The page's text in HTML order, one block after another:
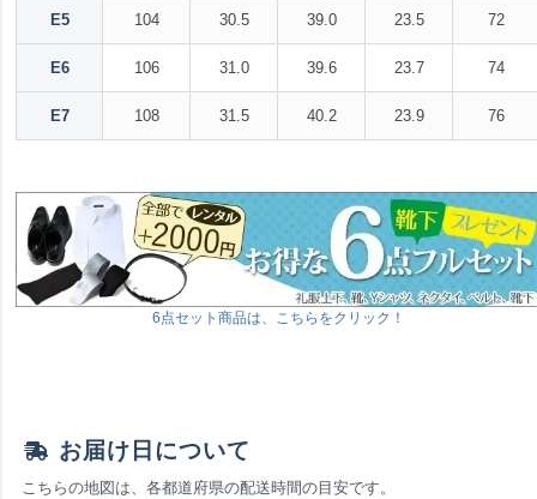
E5 104 30.5 39.0 23.5 72
E6 106 31.0 39.6 23.7 74
E7 108 31.5 40.2 23.9 76
6点セット商品は、こちらをクリック！
お届け日について
こちらの地図は、各都道府県の配送時間の目安です。